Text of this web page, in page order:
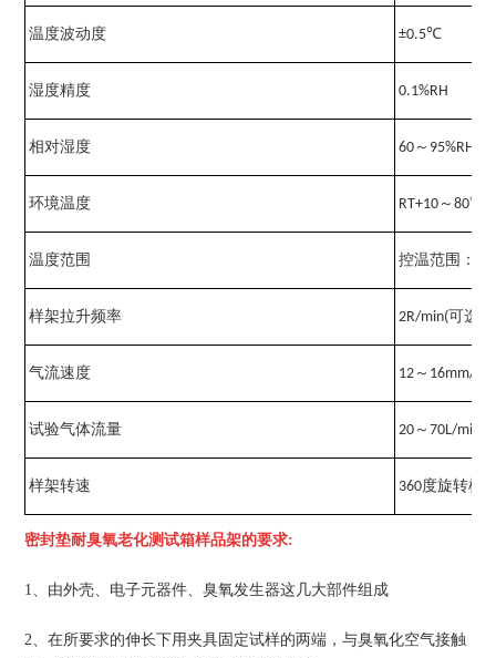
温度波动度 ±0.5℃
湿度精度 0.1%RH
相对湿度 60～95%RH
环境温度 RT+10～80℃
温度范围 控温范围：
样架拉升频率 2R/min(可选)
气流速度 12～16mm/s
试验气体流量 20～70L/min
样架转速 360度旋转样
密封垫耐臭氧老化测试箱样品架的要求:
1、由外壳、电子元器件、臭氧发生器这几大部件组成
2、在所要求的伸长下用夹具固定试样的两端，与臭氧化空气接触